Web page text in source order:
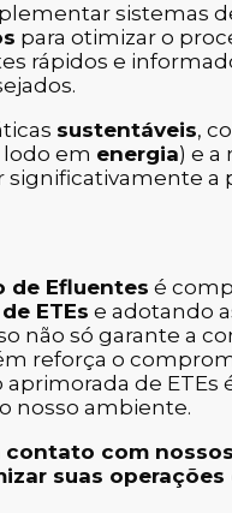
sistemas
para otimizar o
rápidos e
sustentáveis,
lodo em energia) e a
a
de Efluentes é
ETEs e adotando
não só garante a
reforça o
de ETEs
nosso ambiente.
contato com
suas operações